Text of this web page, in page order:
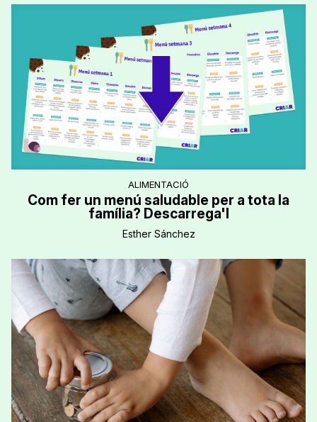
ALIMENTACIÓ
Com fer un menú saludable per a tota la
família? Descarrega'l
Esther Sánchez